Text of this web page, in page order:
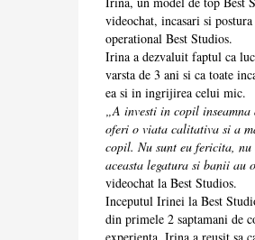
videochat, incasari si
operational Best Studios.
Irina a dezvaluit faptul ca
varsta de 3 ani si ca toate
ea si in ingrijirea celui mic.
„A investi in copil
oferi o viata calitativa si a
copil. Nu sunt eu fericita,
aceasta legatura si banii au
videochat la Best Studios.
Inceputul Irinei la Best
din primele 2 saptamani de